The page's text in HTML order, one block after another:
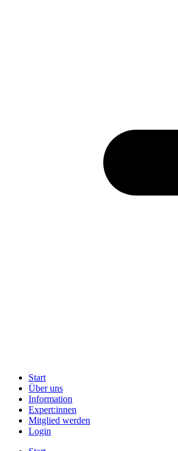
Start
Über uns
Information
Expert:innen
Mitglied werden
Login